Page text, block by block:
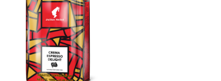
※ 交易是否成功請以「AFTEE先享後付 」之結帳頁面顯示為準，若有關於
是否繳費成功／繳費後需取消欲退款等相關疑問，請聯繫「AFTEE先享後付
客戶支援中心」
https://netprotections.freshdesk.com/support/home
【注意事項】
１．透過由恩沛科技股份有限公司提供之「AFTEE先享後付」服務完成之交
易，需依本服務之必要範圍內提供個人資料，並將交易相關給付款項請求債
權轉讓予恩沛科技股份有限公司。
２．關於個人資料處理事宜，請瀏覽以下網址：
每筆NT$95
黑貓宅配
每筆NT$200，滿NT$1,500(含以上)免運費
付款後門市自取
免運費